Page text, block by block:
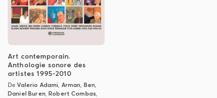
Art contemporain.
Anthologie sonore des
artistes 1995-2010
DeValerio Adami, Arman, Ben,
Daniel Buren,Robert Combas,